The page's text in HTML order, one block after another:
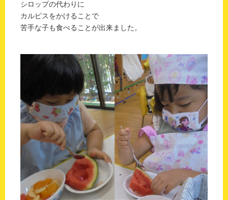
シロップの代わりに
カルピスをかけることで
苦手な子も食べることが出来ました。